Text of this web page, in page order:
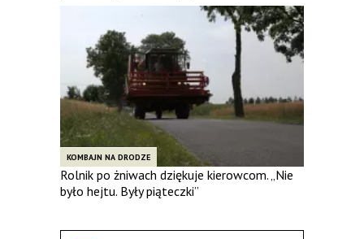
KOMBAJN NA DRODZE
Rolnik po żniwach dziękuje kierowcom. „Nie
było hejtu. Były piąteczki”